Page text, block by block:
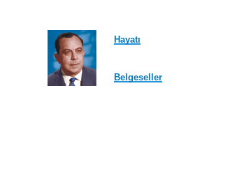
Hayatı
Belgeseller